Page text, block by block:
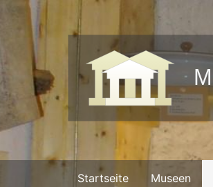
Startseite Museen